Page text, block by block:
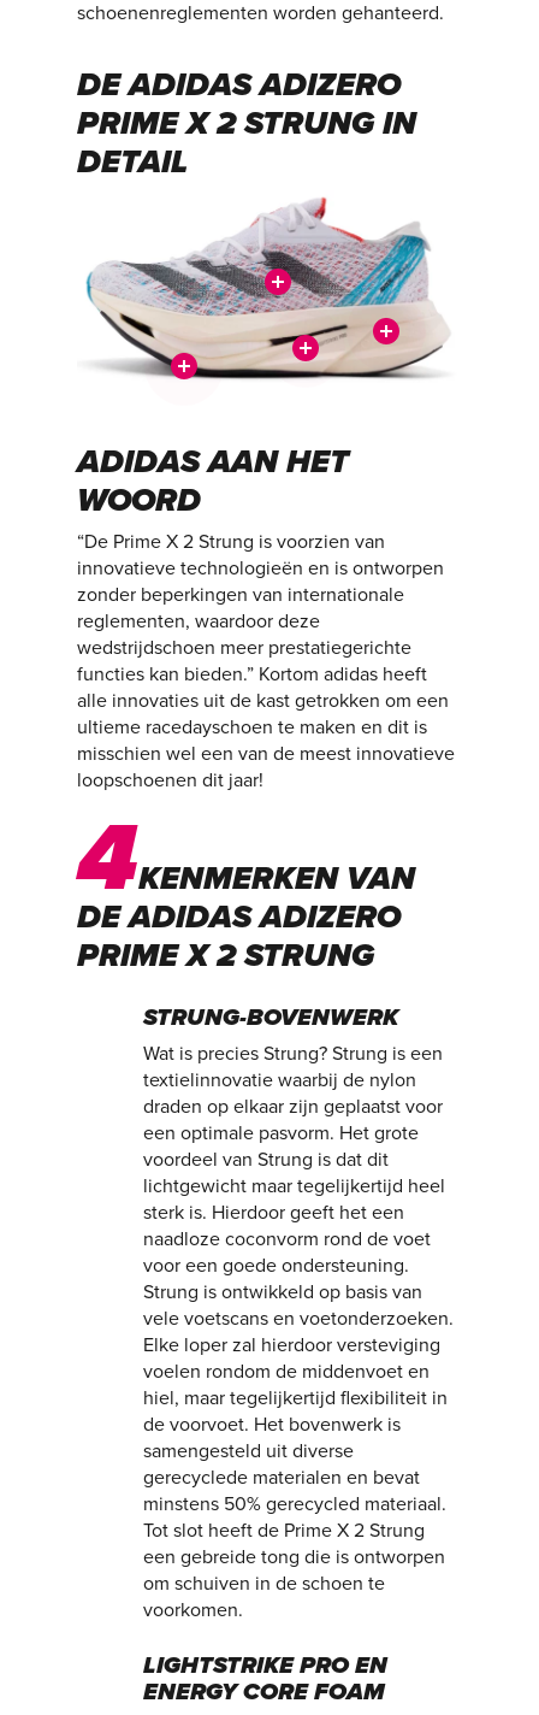
schoenenreglementen worden gehanteerd.
DE ADIDAS ADIZERO
PRIME X 2 STRUNG IN
DETAIL
ADIDAS AAN HET
WOORD
“De Prime X 2 Strung is voorzien van
innovatieve technologieën en is ontworpen
zonder beperkingen van internationale
reglementen, waardoor deze
wedstrijdschoen meer prestatiegerichte
functies kan bieden.” Kortom adidas heeft
alle innovaties uit de kast getrokken om een
ultieme racedayschoen te maken en dit is
misschien wel een van de meest innovatieve
loopschoenen dit jaar!
4KENMERKEN VAN
DE ADIDAS ADIZERO
PRIME X 2 STRUNG
STRUNG-BOVENWERK
Wat is precies Strung? Strung is een
textielinnovatie waarbij de nylon
draden op elkaar zijn geplaatst voor
een optimale pasvorm. Het grote
voordeel van Strung is dat dit
lichtgewicht maar tegelijkertijd heel
sterk is. Hierdoor geeft het een
naadloze coconvorm rond de voet
voor een goede ondersteuning.
Strung is ontwikkeld op basis van
vele voetscans en voetonderzoeken.
Elke loper zal hierdoor versteviging
voelen rondom de middenvoet en
hiel, maar tegelijkertijd flexibiliteit in
de voorvoet. Het bovenwerk is
samengesteld uit diverse
gerecyclede materialen en bevat
minstens 50% gerecycled materiaal.
Tot slot heeft de Prime X 2 Strung
een gebreide tong die is ontworpen
om schuiven in de schoen te
voorkomen.
LIGHTSTRIKE PRO EN
ENERGY CORE FOAM